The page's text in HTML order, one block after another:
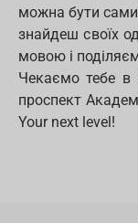
можна бути
знайдеш своїх
мовою і
Чекаємо тебе
проспект
Your next level!